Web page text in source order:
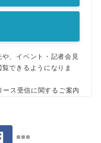
、イベント・記者会見
できるようになりま
ース受信に関するご案内